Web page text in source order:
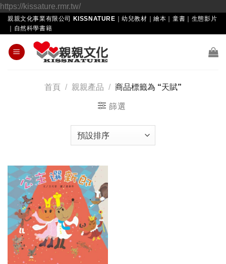
https://kissature.rmr.tw/Skip
to
親親文化事業有限公司 KISSNATURE｜幼兒教材｜繪本｜童書｜生態影片
｜自然科學書籍
首頁 / 親親產品 / 商品標籤為 “天賦”
篩選